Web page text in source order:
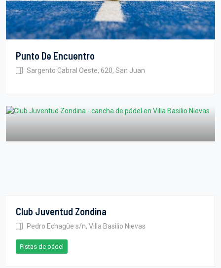
Punto De Encuentro
Sargento Cabral Oeste, 620, San Juan
Club Juventud Zondina
Pedro Echagüe s/n, Villa Basilio Nievas
Pistas de pádel